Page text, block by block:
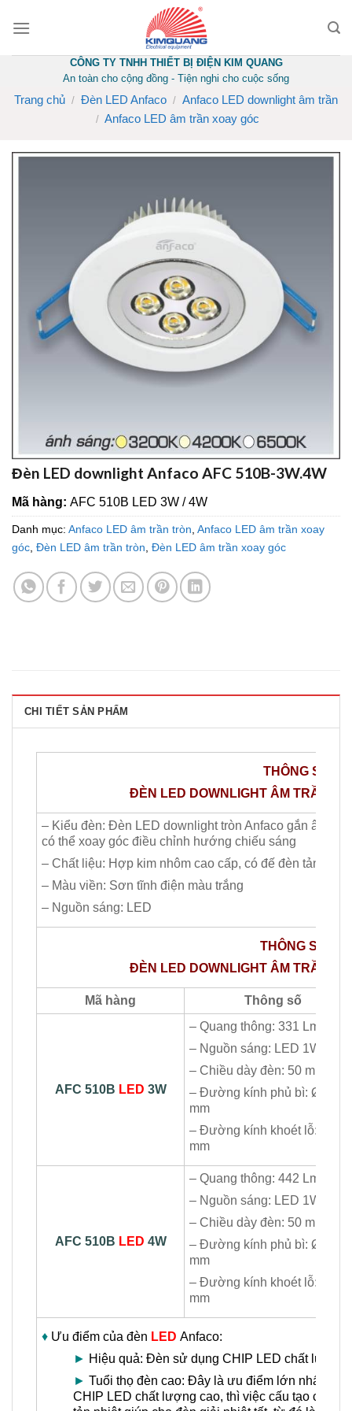
CÔNG TY TNHH THIẾT BỊ ĐIỆN KIM QUANG
An toàn cho cộng đồng - Tiện nghi cho cuộc sống
Trang chủ / Đèn LED Anfaco / Anfaco LED downlight âm trần
/ Anfaco LED âm trần xoay góc
Đèn LED downlight Anfaco AFC 510B-3W.4W
Mã hàng: AFC 510B LED 3W / 4W
Danh mục: Anfaco LED âm trần tròn Anfaco LED âm trần xoay
góc Đèn LED âm trần tròn Đèn LED âm trần xoay góc
CHI TIẾT SẢN PHẨM
THÔNG​ SỐ
ĐÈN LED DOWNLIGHT ÂM TRẦN
– Kiểu đèn: Đèn LED downlight tròn Anfaco gắn âm
có thể xoay góc điều chỉnh hướng chiếu sáng
– Chất liệu: Hợp kim nhôm cao cấp, có đế đèn tản nhiệt
– Màu viền: Sơn tĩnh điện màu trắng
– Nguồn sáng: LED
THÔNG SỐ
ĐÈN LED DOWNLIGHT ÂM TRẦN
Mã hàng Thông số
AFC 510B LED 3W
– Quang thông: 331 Lm
– Nguồn sáng: LED 1Wx3
– Chiều dày đèn: 50 mm
– Đường kính phủ bì: Ø80
mm
– Đường kính khoét lỗ: Ø70
mm
AFC 510B LED 4W
– Quang thông: 442 Lm
– Nguồn sáng: LED 1Wx4
– Chiều dày đèn: 50 mm
– Đường kính phủ bì: Ø80
mm
– Đường kính khoét lỗ: Ø70
mm
♦ Ưu điểm của đèn LED Anfaco:
► Hiệu quả: Đèn sử dụng CHIP LED chất lượng
► Tuổi thọ đèn cao: Đây là ưu điểm lớn nhất
CHIP LED chất lượng cao, thì việc cấu tạo của